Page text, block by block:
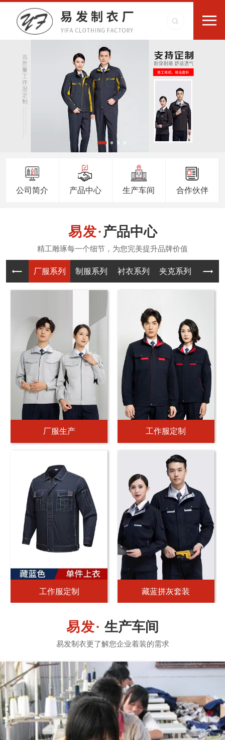
公司简介 产品中心 生产车间 合作伙伴
产品中心
厂服系列 制服系列 衬衣系列 夹克系列 T恤
厂服生产 工作服定制
工作服定制 藏蓝拼灰套装
生产车间